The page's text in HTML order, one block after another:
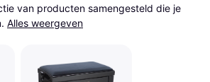
van producten samengesteld die je
Alles weergeven